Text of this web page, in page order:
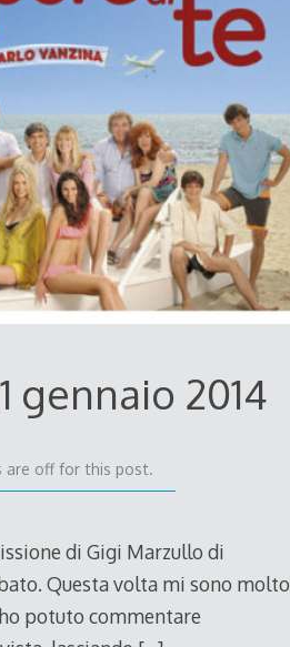
gennaio 2014
are off for this post.
di Gigi Marzullo di
Questa volta mi sono molto
potuto commentare